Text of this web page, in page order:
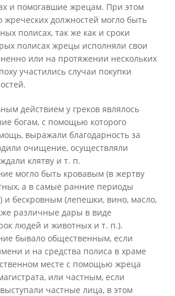
и помогавшие жрецам. При этом
жреческих должностей могло быть
полисах, так же как и сроки
полисах жрецы исполняли свои
или на протяжении нескольких
участились случаи покупки
действием у греков являлось
богам, с помощью которого
выражали благодарность за
очищение, осуществляли
клятву и т. п.
могло быть кровавым (в жертву
а в самые ранние периоды
и бескровным (лепешки, вино, масло,
различные дары в виде
людей и животных и т. п.).
бывало общественным, если
и на средства полиса в храме
месте с помощью жреца
или частным, если
частные лица, в этом